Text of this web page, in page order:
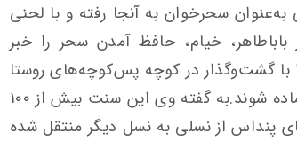
سحرخوان به آنجا رفته و با لحنی
خیام، حافظ آمدن سحر را خبر
گشت‌وگذار در کوچه پس‌کوچه‌های روستا
آواز می‌خوانند تا اهالی برای سحر آماده شوند.به گفته وی این سنت بیش از ۱۰۰
پنداس از نسلی به نسل دیگر منتقل شده